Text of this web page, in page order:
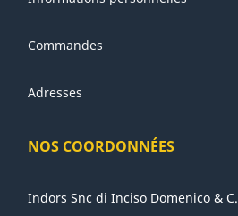
Commandes
Adresses
NOS COORDONNÉES
Indors Snc di Inciso Domenico & C.